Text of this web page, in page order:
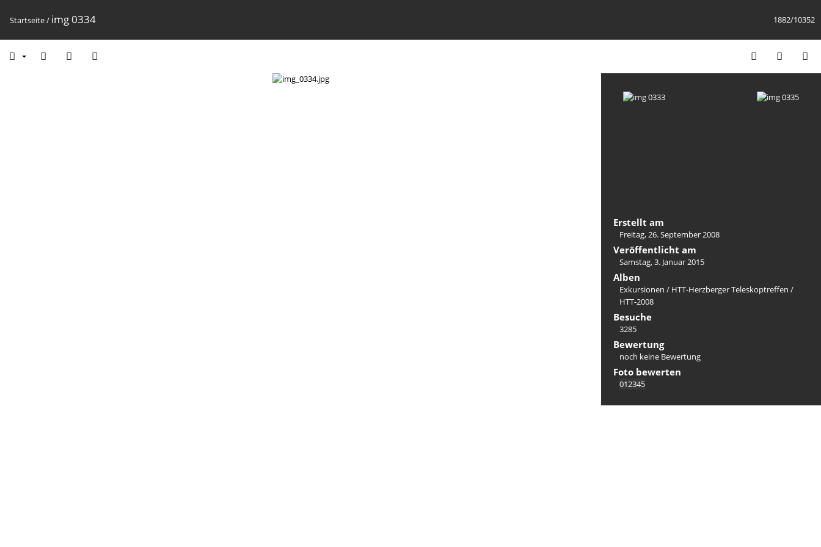
1882/10352
Startseite/ img 0334
Erstellt am
Freitag, 26. September 2008
Veröffentlicht am
Samstag, 3. Januar 2015
Alben
Exkursionen / HTT-Herzberger Teleskoptreffen /
HTT-2008
Besuche
3285
Bewertung
noch keine Bewertung
Foto bewerten